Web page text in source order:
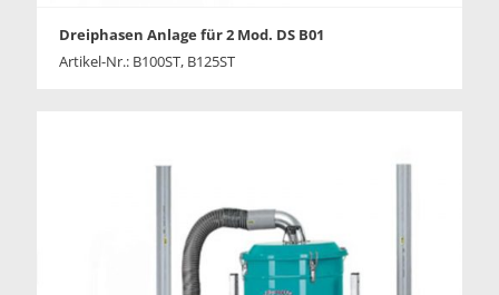
Dreiphasen Anlage für 2 Mod. DS B01
Artikel-Nr.: B100ST, B125ST